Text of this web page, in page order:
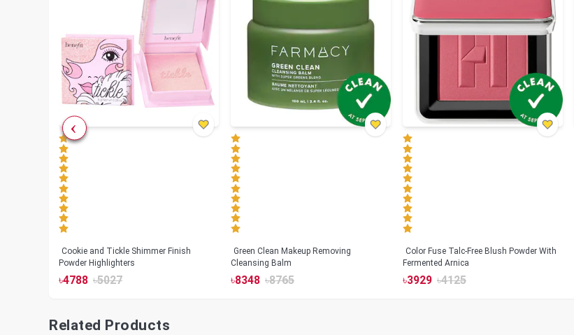
Cookie and Tickle Shimmer Finish
Powder Highlighters
৳4788 ৳5027
Green Clean Makeup Removing
Cleansing Balm
৳8348 ৳8765
Color Fuse Talc-Free Blush Powder With
Fermented Arnica
৳3929 ৳4125
Related Products